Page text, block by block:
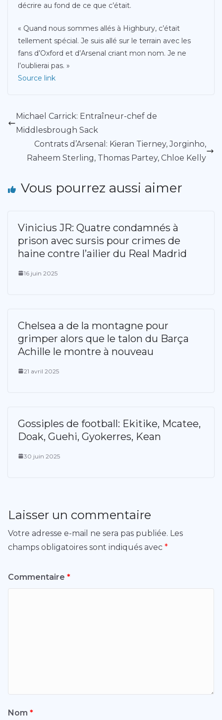
décrire au fond de ce que c’était.
« Quand nous sommes allés à Highbury, c’était
tellement spécial. Je suis allé sur le terrain avec les
fans d’Oxford et d’Arsenal criant mon nom. Je ne
l’oublierai pas. »
Source link
Michael Carrick: Entraîneur-chef de
Middlesbrough Sack
Contrats d’Arsenal: Kieran Tierney, Jorginho,
Raheem Sterling, Thomas Partey, Chloe Kelly
Vous pourrez aussi aimer
Vinicius JR: Quatre condamnés à
prison avec sursis pour crimes de
haine contre l’ailier du Real Madrid
16 juin 2025
Chelsea a de la montagne pour
grimper alors que le talon du Barça
Achille le montre à nouveau
21 avril 2025
Gossiples de football: Ekitike, Mcatee,
Doak, Guehi, Gyokerres, Kean
30 juin 2025
Laisser un commentaire
Votre adresse e-mail ne sera pas publiée. Les
champs obligatoires sont indiqués avec *
Commentaire *
Nom *